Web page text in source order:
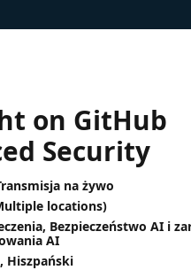
on GitHub
Security
na żywo
locations)
Bezpieczeństwo AI i
AI
Hiszpański